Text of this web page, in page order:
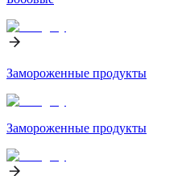
Замороженные продукты
Замороженные продукты